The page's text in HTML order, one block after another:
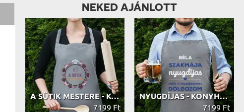
NEKED AJÁNLOTT
A SÜTIK MESTERE - KONYHAI KÖTÉNY
7199 Ft
NYUGDÍJAS - KONYHAI KÖTÉNY
7199 Ft